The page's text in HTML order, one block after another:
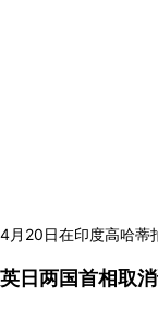
4月20日在印度高哈蒂
英日两国首相取